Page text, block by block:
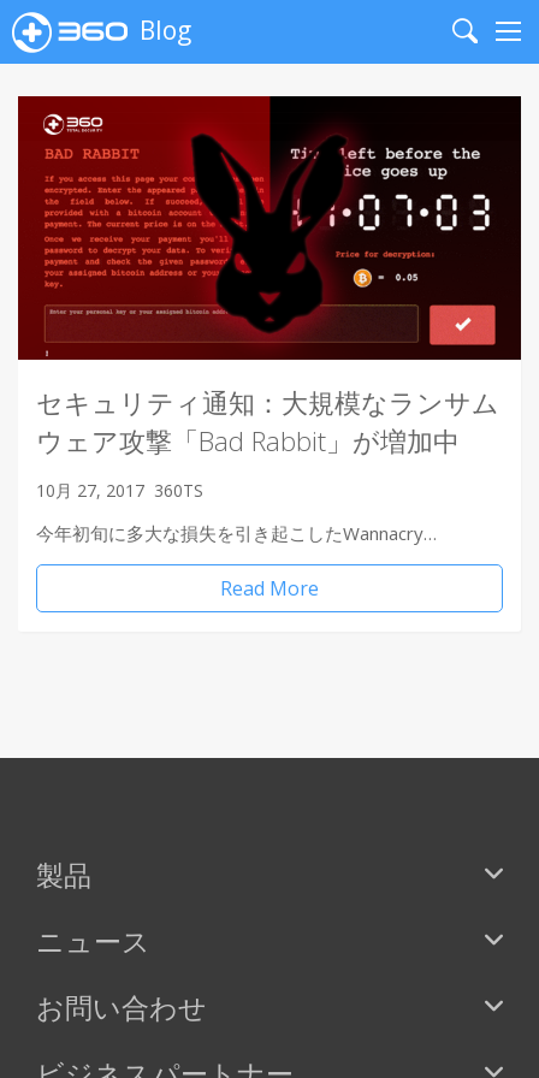
Blog
Search
セキュリティ通知：大規模なランサム
ウェア攻撃「Bad Rabbit」が増加中
10月 27, 2017 360TS
今年初旬に多大な損失を引き起こしたWannacry…
Read More
製品
ニュース
お問い合わせ